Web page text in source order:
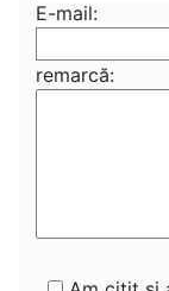
E-mail:
remarcă: